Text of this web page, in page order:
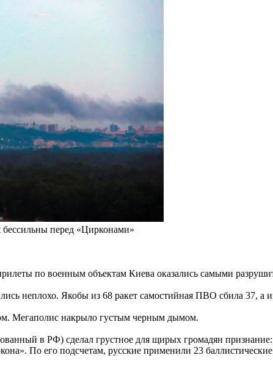
перед «Цирконами»
по военным объектам Киева оказались самыми
неплохо. Якобы из 68 ракет самостийная ПВО сбила 37,
Мегаполис накрыло густым черным дымом.
в РФ) сделал грустное для щирых громадян
По его подсчетам, русские применили 23